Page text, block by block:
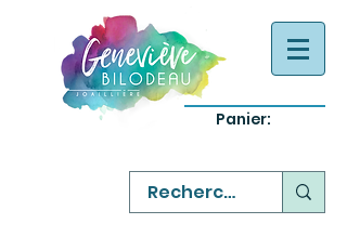
Panier: